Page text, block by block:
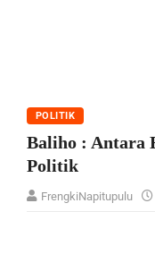
POLITIK
Baliho : Antara
Politik
FrengkiNapitupulu